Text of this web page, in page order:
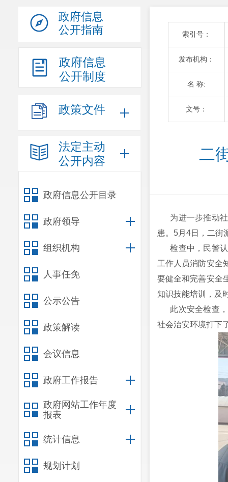
政府信息
公开指南
政府信息
公开制度
政策文件
法定主动
公开内容
政府信息公开目录
政府领导
组织机构
人事任免
公示公告
政策解读
会议信息
政府工作报告
政府网站工作年度
报表
统计信息
规划计划
索引号：
发布机构：
名 称:
文号：
二
为进一步推动
患。5月4日，二街
检查中，民警认
工作人员消防安全
要健全和完善安全
知识技能培训，及
此次安全检查，
社会治安环境打下